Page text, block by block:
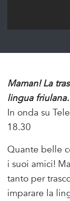
Maman! La
lingua friulana.
In onda su
18.30
Quante belle
i suoi amici!
tanto per
imparare la